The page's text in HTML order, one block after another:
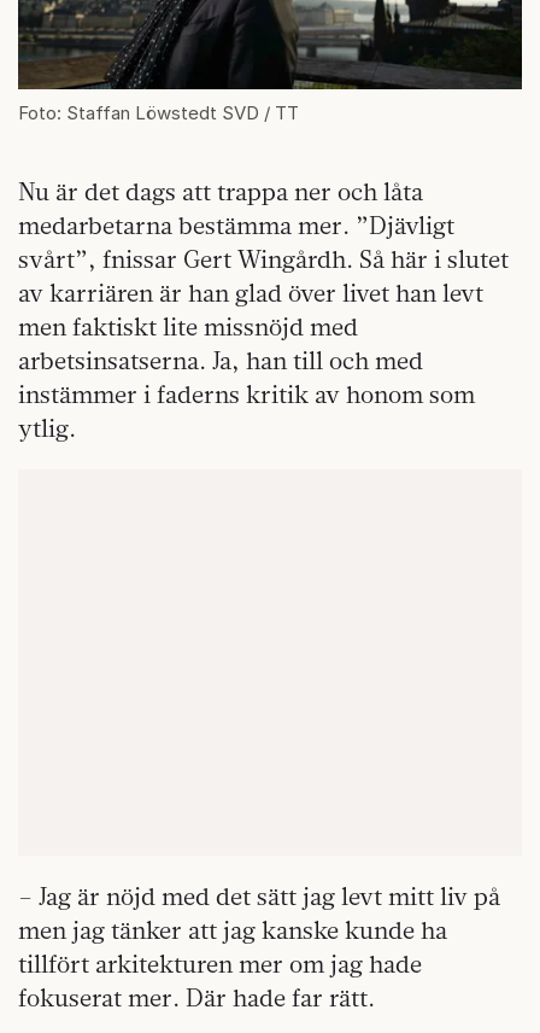
Foto: Staffan Löwstedt SVD / TT
Nu är det dags att trappa ner och låta
medarbetarna bestämma mer. ”Djävligt
svårt”, fnissar Gert Wingårdh. Så här i slutet
av karriären är han glad över livet han levt
men faktiskt lite missnöjd med
arbetsinsatserna. Ja, han till och med
instämmer i faderns kritik av honom som
ytlig.
– Jag är nöjd med det sätt jag levt mitt liv på
men jag tänker att jag kanske kunde ha
tillfört arkitekturen mer om jag hade
fokuserat mer. Där hade far rätt.